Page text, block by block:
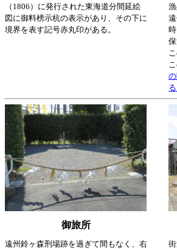
（1806）に発行された東海道分間延絵
図に御料榜示杭の表示があり、その下に
境界を表す記号赤丸印がある。
る
御旅所
遠州鈴ヶ森刑場跡を過ぎて間もなく、右